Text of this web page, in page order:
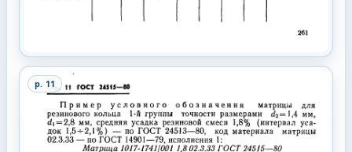
p. 11